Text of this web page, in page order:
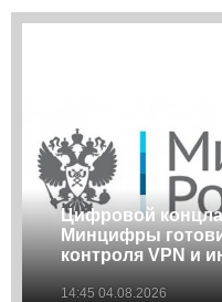
Цифровой
Минцифры
контроля VPN и
14:45 04.08.2026